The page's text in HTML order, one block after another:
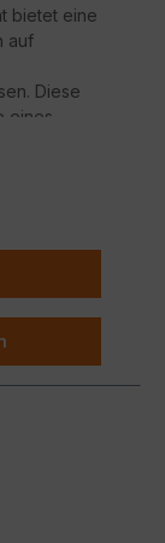
bietet eine
auf
Diese
eines